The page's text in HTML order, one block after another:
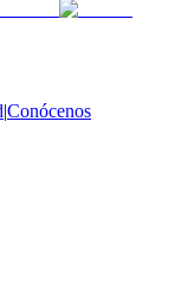
|Conócenos